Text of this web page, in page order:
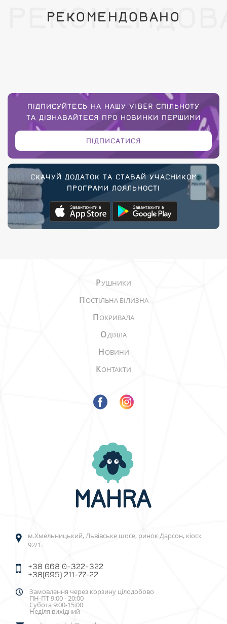
РЕКОМЕНДОВАНО
ПІДПИСУЙТЕСЬ НА НАШУ VIBER СПІЛЬНОТУ
ТА ДІЗНАВАЙТЕСЯ ПРО НОВИНКИ ПЕРШИМИ
ПІДПИСАТИСЯ
СКАЧУЙ ДОДАТОК ТА СТАВАЙ УЧАСНИКОМ
ПРОГРАМИ ЛОЯЛЬНОСТІ
РУШНИКИ
ПОСТІЛЬНА БІЛИЗНА
ПОКРИВАЛА
ОДІЯЛА
НОВИНИ
КОНТАКТИ
м.Хмельницький, Львівське шосе, ринок Дарсон, кіоск
92/1.
+38 068 0-322-322
+38(095) 211-77-22
Замовлення через корзину цілодобово
ПН-ПТ 9:00 - 20:00
Субота 9:00-15:00
Неділя вихідний